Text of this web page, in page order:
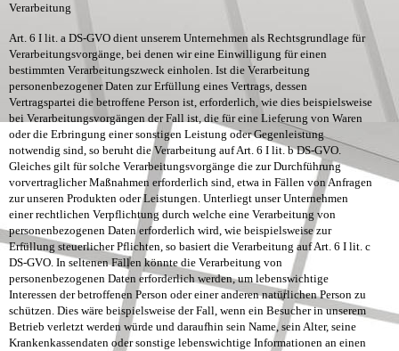
Verarbeitung
Art. 6 I lit. a DS-GVO dient unserem Unternehmen als Rechtsgrundlage für
Verarbeitungsvorgänge, bei denen wir eine Einwilligung für einen
bestimmten Verarbeitungszweck einholen. Ist die Verarbeitung
personenbezogener Daten zur Erfüllung eines Vertrags, dessen
Vertragspartei die betroffene Person ist, erforderlich, wie dies beispielsweise
bei Verarbeitungsvorgängen der Fall ist, die für eine Lieferung von Waren
oder die Erbringung einer sonstigen Leistung oder Gegenleistung
notwendig sind, so beruht die Verarbeitung auf Art. 6 I lit. b DS-GVO.
Gleiches gilt für solche Verarbeitungsvorgänge die zur Durchführung
vorvertraglicher Maßnahmen erforderlich sind, etwa in Fällen von Anfragen
zur unseren Produkten oder Leistungen. Unterliegt unser Unternehmen
einer rechtlichen Verpflichtung durch welche eine Verarbeitung von
personenbezogenen Daten erforderlich wird, wie beispielsweise zur
Erfüllung steuerlicher Pflichten, so basiert die Verarbeitung auf Art. 6 I lit. c
DS-GVO. In seltenen Fällen könnte die Verarbeitung von
personenbezogenen Daten erforderlich werden, um lebenswichtige
Interessen der betroffenen Person oder einer anderen natürlichen Person zu
schützen. Dies wäre beispielsweise der Fall, wenn ein Besucher in unserem
Betrieb verletzt werden würde und daraufhin sein Name, sein Alter, seine
Krankenkassendaten oder sonstige lebenswichtige Informationen an einen